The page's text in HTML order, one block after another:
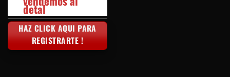
detal
HAZ CLICK AQUI PARA
REGISTRARTE !